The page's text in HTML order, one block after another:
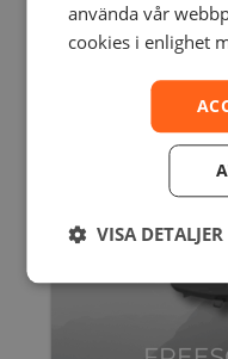
Rea!
använda vår
cookies i enlighet
VISA DETALJER